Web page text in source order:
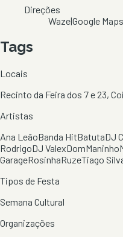
Direções
Waze|Google Maps
Tags
Locais
Recinto da Feira dos 7 e 23,
Artistas
Ana LeãoBanda HitBatutaDJ
RodrigoDJ ValexDomManinho
GarageRosinhaRuzeTiago
Tipos de Festa
Semana Cultural
Organizações